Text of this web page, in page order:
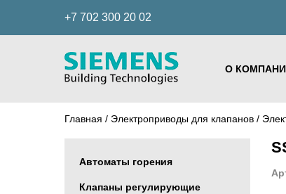
+7 702 300 20 02
О
Главная / Электроприводы для клапанов /
Автоматы горения
Клапаны регулирующие